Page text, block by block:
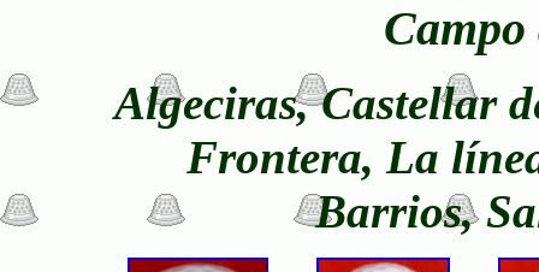
Algeciras, Castellar
Frontera, La
Barrios,